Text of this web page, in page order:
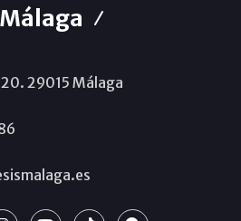
29015 Málaga